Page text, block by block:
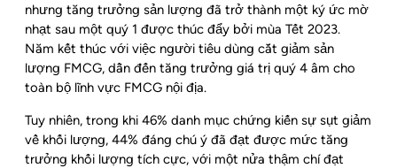
nhưng tăng trưởng sản lượng đã trở thành một ký ức mờ
nhạt sau một quý 1 được thúc đẩy bởi mùa Tết 2023.
Năm kết thúc với việc người tiêu dùng cắt giảm sản
lượng FMCG, dẫn đến tăng trưởng giá trị quý 4 âm cho
toàn bộ lĩnh vực FMCG nội địa.
Tuy nhiên, trong khi 46% danh mục chứng kiến sự sụt giảm
về khối lượng, 44% đáng chú ý đã đạt được mức tăng
trưởng khối lượng tích cực, với một nửa thậm chí đạt